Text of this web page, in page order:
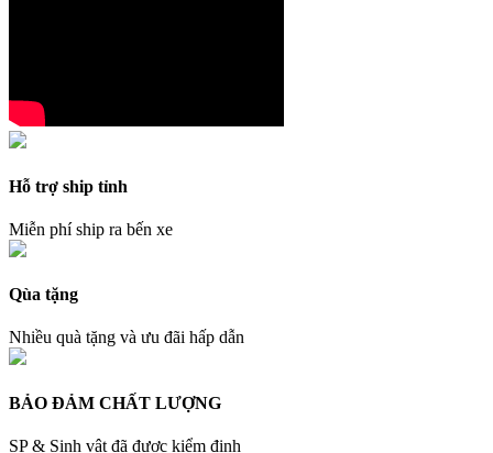
Hỗ trợ ship tỉnh
Miễn phí ship ra bến xe
Qùa tặng
Nhiều quà tặng và ưu đãi hấp dẫn
BẢO ĐẢM CHẤT LƯỢNG
SP & Sinh vật đã được kiểm định